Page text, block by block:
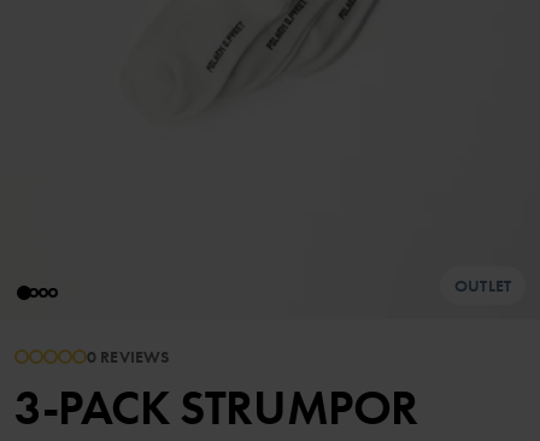
OUTLET
0 REVIEWS
3-PACK STRUMPOR